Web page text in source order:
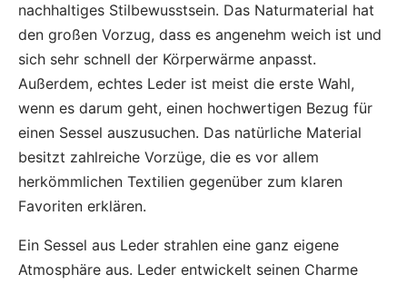
nachhaltiges Stilbewusstsein. Das Naturmaterial hat
den großen Vorzug, dass es angenehm weich ist und
sich sehr schnell der Körperwärme anpasst.
Außerdem, echtes Leder ist meist die erste Wahl,
wenn es darum geht, einen hochwertigen Bezug für
einen Sessel auszusuchen. Das natürliche Material
besitzt zahlreiche Vorzüge, die es vor allem
herkömmlichen Textilien gegenüber zum klaren
Favoriten erklären.
Ein Sessel aus Leder strahlen eine ganz eigene
Atmosphäre aus. Leder entwickelt seinen Charme